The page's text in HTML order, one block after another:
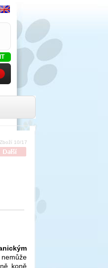
Zboží 10/17
koně